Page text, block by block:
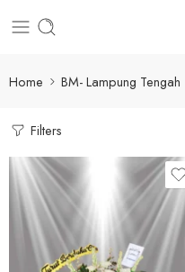
Home BM- Lampung Tengah
Filters